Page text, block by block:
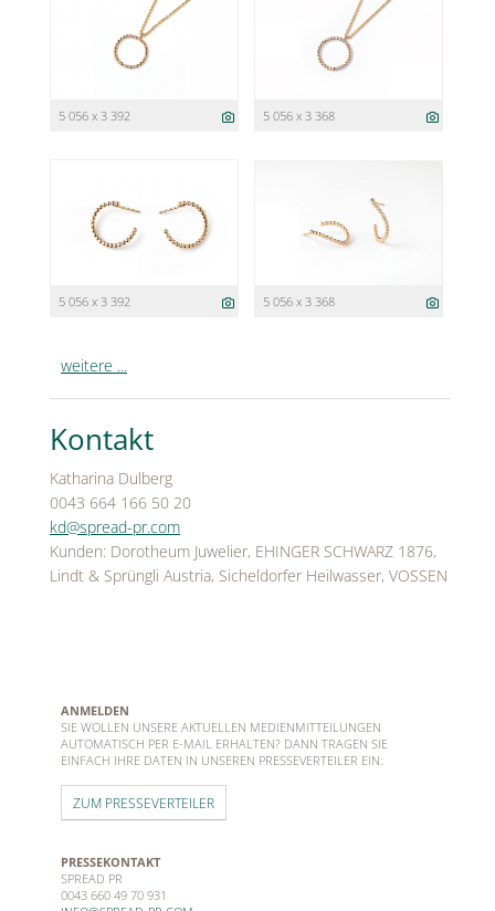
5 056 x 3 392 5 056 x 3 368
5 056 x 3 392 5 056 x 3 368
weitere ...
Kontakt
Katharina Dulberg
0043 664 166 50 20
kd@spread-pr.com
Kunden: Dorotheum Juwelier, EHINGER SCHWARZ 1876,
Lindt & Sprüngli Austria, Sicheldorfer Heilwasser, VOSSEN
ANMELDEN
SIE WOLLEN UNSERE AKTUELLEN MEDIENMITTEILUNGEN
AUTOMATISCH PER E-MAIL ERHALTEN? DANN TRAGEN SIE
EINFACH IHRE DATEN IN UNSEREN PRESSEVERTEILER EIN:
ZUM PRESSEVERTEILER
PRESSEKONTAKT
SPREAD PR
0043 660 49 70 931